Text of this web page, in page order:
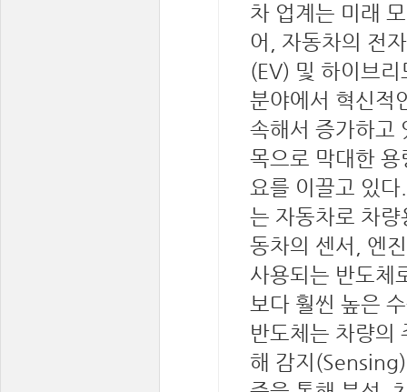
차 업계는 미래
어, 자동차의 전
(EV) 및 하이브
분야에서 혁신적
속해서 증가하고
목으로 막대한
요를 이끌고 있
는 자동차로 차
동차의 센서, 엔
사용되는 반도체
보다 훨씬 높은
반도체는 차량의
해 감지